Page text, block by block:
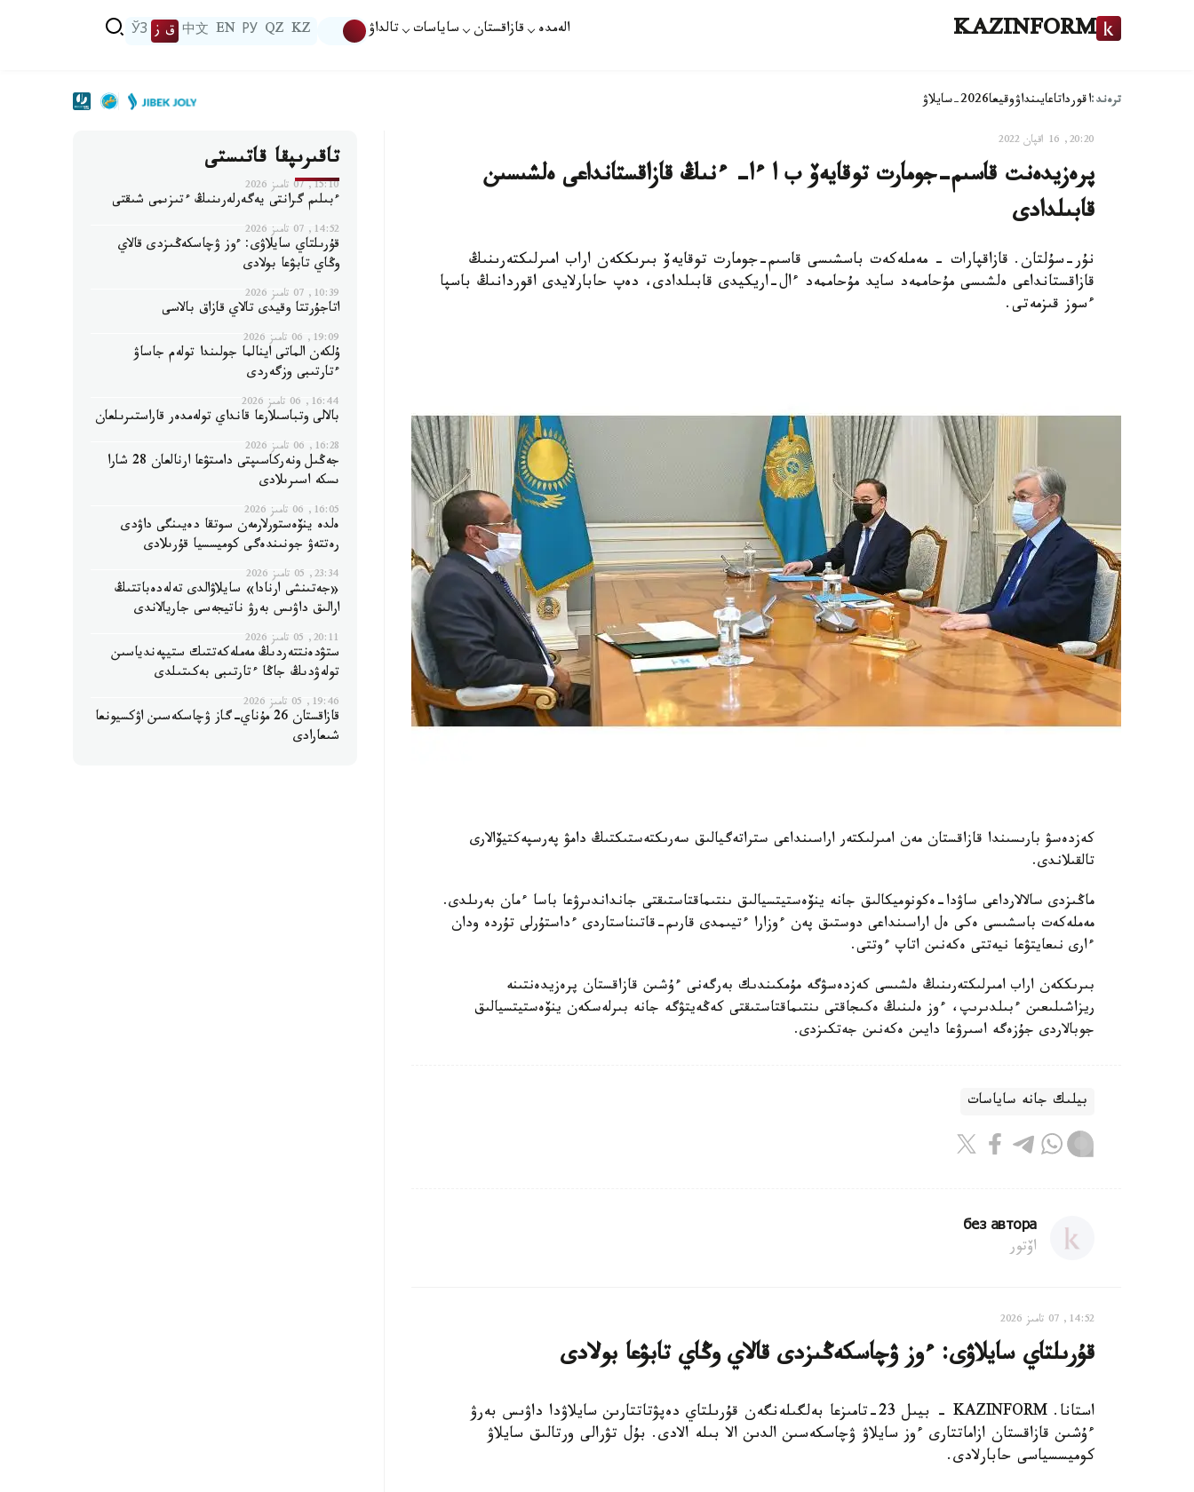
KAZINFORM الەمدە قازاقستان ساياسات تالداۋ KZ
QZ
РУ
EN
中文 ق ز ЎЗ
ترەند:اقورداتاعايىنداۋوقيعا2026-سايلاۋ
20:20, 16 اقپان 2022
پرەزيدەنت قاسىم-جومارت توقايەۆ ب ا ءا- ءنىڭ قازاقستانداعى ەلشىسىن
قابىلدادى
نۇر-سۇلتان. قازاقپارات - مەملەكەت باسشىسى قاسىم-جومارت توقايەۆ بىرىككەن اراب امىرلىكتەرىنىڭ
قازاقستانداعى ەلشىسى مۇحاممەد سايد مۇحاممەد ءال-اريكيدى قابىلدادى، دەپ حابارلايدى اقوردانىڭ باسپا
ءسوز قىزمەتى.
كەزدەسۋ بارىسىندا قازاقستان مەن امىرلىكتەر اراسىنداعى ستراتەگيالىق سەرىكتەستىكتىڭ دامۋ پەرسپەكتيۆالارى
تالقىلاندى.
ماڭىزدى سالالارداعى ساۋدا-ەكونوميكالىق جانە ينۆەستيتسيالىق ىنتىماقتاستىقتى جانداندىرۋعا باسا ءمان بەرىلدى.
مەملەكەت باسشىسى ەكى ەل اراسىنداعى دوستىق پەن ءوزارا ءتيىمدى قارىم-قاتىناستاردى ءداستۇرلى تۇردە ودان
ءارى نىعايتۋعا نيەتتى ەكەنىن اتاپ ءوتتى.
بىرىككەن اراب امىرلىكتەرىنىڭ ەلشىسى كەزدەسۋگە مۇمكىندىك بەرگەنى ءۇشىن قازاقستان پرەزيدەنتىنە
ريزاشىلىعىن ءبىلدىرىپ، ءوز ەلىنىڭ ەكىجاقتى ىنتىماقتاستىقتى كەڭەيتۋگە جانە بىرلەسكەن ينۆەستيتسيالىق
جوبالاردى جۇزەگە اسىرۋعا دايىن ەكەنىن جەتكىزدى.
بيلىك جانە ساياسات
без автора
اۆتور
14:52, 07 تامىز 2026
قۇرىلتاي سايلاۋى: ءوز ۋچاسكەڭىزدى قالاي وڭاي تابۋعا بولادى
استانا. KAZINFORM - بيىل 23-تامىزعا بەلگىلەنگەن قۇرىلتاي دەپۋتاتتارىن سايلاۋدا داۋىس بەرۋ
ءۇشىن قازاقستان ازاماتتارى ءوز سايلاۋ ۋچاسكەسىن الدىن الا بىلە الادى. بۇل تۋرالى ورتالىق سايلاۋ
كوميسسياسى حابارلادى.
تاقىرىپقا قاتىستى
15:10, 07 تامىز 2026
ءبىلىم گرانتى يەگەرلەرىنىڭ ءتىزىمى شىقتى
14:52, 07 تامىز 2026
قۇرىلتاي سايلاۋى: ءوز ۋچاسكەڭىزدى قالاي
وڭاي تابۋعا بولادى
10:39, 07 تامىز 2026
اتاجۇرتتا وقيدى تالاي قازاق بالاسى
19:09, 06 تامىز 2026
ۇلكەن الماتى اينالما جولىندا تولەم جاساۋ
ءتارتىبى وزگەردى
16:44, 06 تامىز 2026
بالالى وتباسىلارعا قانداي تولەمدەر قاراستىرىلعان
16:28, 06 تامىز 2026
جەڭىل ونەركاسىپتى دامىتۋعا ارنالعان 28 شارا
ىسكە اسىرىلادى
16:05, 06 تامىز 2026
ەلدە ينۆەستورلارمەن سوتقا دەيىنگى داۋدى
رەتتەۋ جونىندەگى كوميسسيا قۇرىلادى
23:34, 05 تامىز 2026
«جەتىنشى ارنادا» سايلاۋالدى تەلەدەباتتىڭ
ارالىق داۋىس بەرۋ ناتيجەسى جاريالاندى
20:11, 05 تامىز 2026
ستۋدەنتتەردىڭ مەملەكەتتىك ستيپەندياسىن
تولەۋدىڭ جاڭا ءتارتىبى بەكىتىلدى
19:46, 05 تامىز 2026
قازاقستان 26 مۇناي-گاز ۋچاسكەسىن اۋكسيونعا
شىعارادى